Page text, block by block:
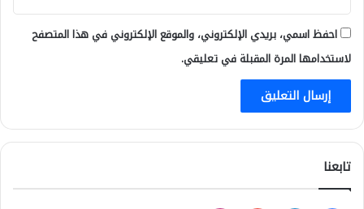
احفظ اسمي، بريدي الإلكتروني، والموقع الإلكتروني في هذا المتصفح
لاستخدامها المرة المقبلة في تعليقي.
تابعنا